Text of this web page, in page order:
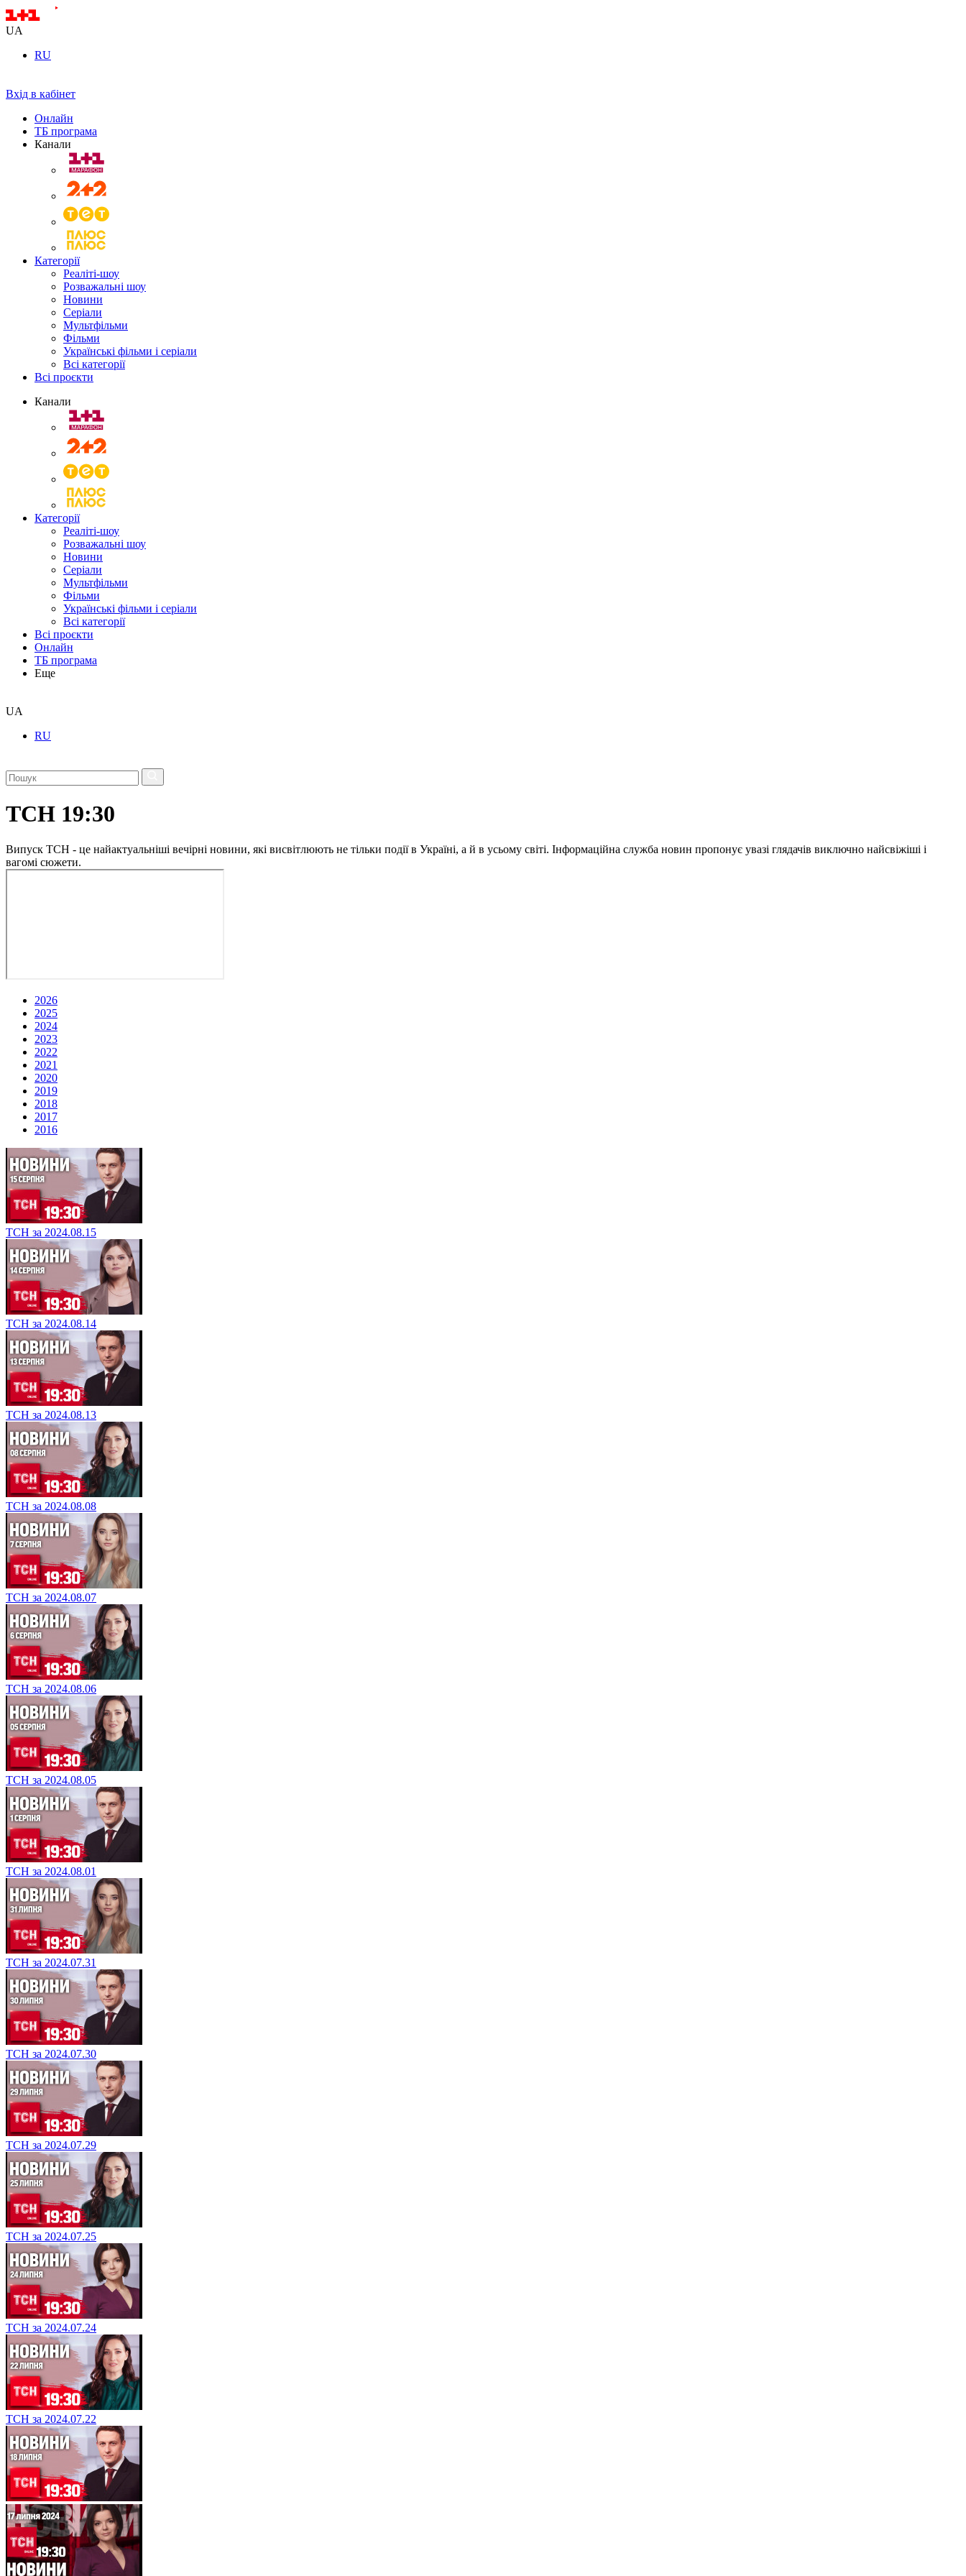
UA
RU
Вхід в кабінет
Онлайн
ТБ програма
Канали
Категорії
Реаліті-шоу
Розважальні шоу
Новини
Серіали
Мультфільми
Фільми
Українські фільми і серіали
Всі категорії
Всі проєкти
Канали
Категорії
Реаліті-шоу
Розважальні шоу
Новини
Серіали
Мультфільми
Фільми
Українські фільми і серіали
Всі категорії
Всі проєкти
Онлайн
ТБ програма
Еще
UA
RU
ТСН 19:30
Випуск ТСН - це найактуальніші вечірні новини, які висвітлюють не тільки події в Україні, а й в усьому світі. Інформаційна служба новин пропонує увазі глядачів виключно найсвіжіші і
вагомі сюжети.
2026
2025
2024
2023
2022
2021
2020
2019
2018
2017
2016
ТСН за 2024.08.15
ТСН за 2024.08.14
ТСН за 2024.08.13
ТСН за 2024.08.08
ТСН за 2024.08.07
ТСН за 2024.08.06
ТСН за 2024.08.05
ТСН за 2024.08.01
ТСН за 2024.07.31
ТСН за 2024.07.30
ТСН за 2024.07.29
ТСН за 2024.07.25
ТСН за 2024.07.24
ТСН за 2024.07.22